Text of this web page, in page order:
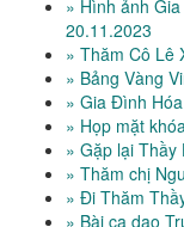
» Hình ảnh
20.11.2023
» Thăm Cô Lê
» Bảng Vàng
» Gia Đình
» Họp mặt
» Gặp lại Thầy
» Thăm chị
» Đi Thăm
» Bài ca dao